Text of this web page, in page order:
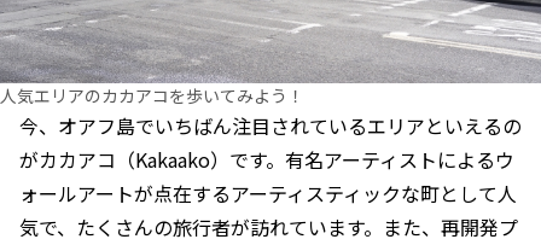
人気エリアのカカアコを歩いてみよう！
今、オアフ島でいちばん注目されているエリアといえるの
がカカアコ（Kakaako）です。有名アーティストによるウ
ォールアートが点在するアーティスティックな町として人
気で、たくさんの旅行者が訪れています。また、再開発プ